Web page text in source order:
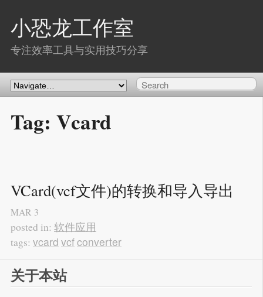
小恐龙工作室
专注效率工具与实用技巧分享
Tag: Vcard
VCard(vcf文件)的转换和导入导出
MAR 3
posted in: 软件应用
tags: vcard vcfconverter
关于本站